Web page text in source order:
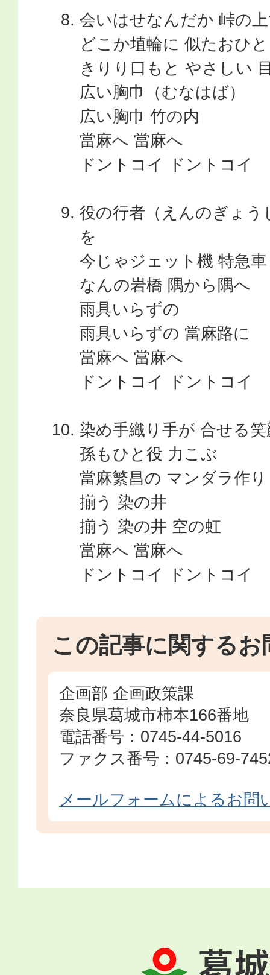
会いはせなんだか 峠の
どこか埴輪に 似たおひと
きりり口もと やさしい
広い胸巾（むなはば）
広い胸巾 竹の内
當麻へ 當麻へ
ドントコイ ドントコイ
役の行者（えんのぎょう
を
今じゃジェット機 特急車
なんの岩橋 隅から隅へ
雨具いらずの
雨具いらずの 當麻路に
當麻へ 當麻へ
ドントコイ ドントコイ
染め手織り手が 合せる笑
孫もひと役 力こぶ
當麻繁昌の マンダラ作り
揃う 染の井
揃う 染の井 空の虹
當麻へ 當麻へ
ドントコイ ドントコイ
この記事に関するお
企画部 企画政策課
奈良県葛城市柿本166番地
電話番号：0745-44-5016
ファクス番号：0745-69-
メールフォームによるお問
葛